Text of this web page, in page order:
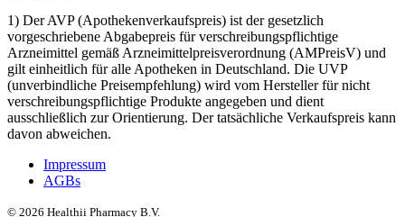
1) Der AVP (Apothekenverkaufspreis) ist der gesetzlich
vorgeschriebene Abgabepreis für verschreibungspflichtige
Arzneimittel gemäß Arzneimittelpreisverordnung (AMPreisV) und
gilt einheitlich für alle Apotheken in Deutschland. Die UVP
(unverbindliche Preisempfehlung) wird vom Hersteller für nicht
verschreibungspflichtige Produkte angegeben und dient
ausschließlich zur Orientierung. Der tatsächliche Verkaufspreis kann
davon abweichen.
Impressum
AGBs
© 2026 Healthii Pharmacy B.V.